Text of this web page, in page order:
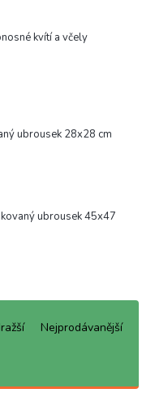
kvítí a včely
ubrousek 28x28 cm
ubrousek 45x47
Nejprodávanější